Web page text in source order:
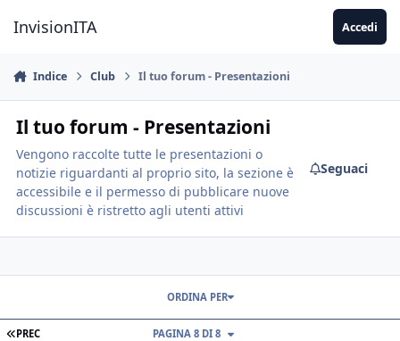
InvisionITA Accedi
Indice Club Il tuo forum - Presentazioni
Il tuo forum - Presentazioni
Vengono raccolte tutte le presentazioni o
notizie riguardanti al proprio sito, la sezione è
accessibile e il permesso di pubblicare nuove
discussioni è ristretto agli utenti attivi
Seguaci
PREC PAGINA 8 DI 8
ORDINA PER